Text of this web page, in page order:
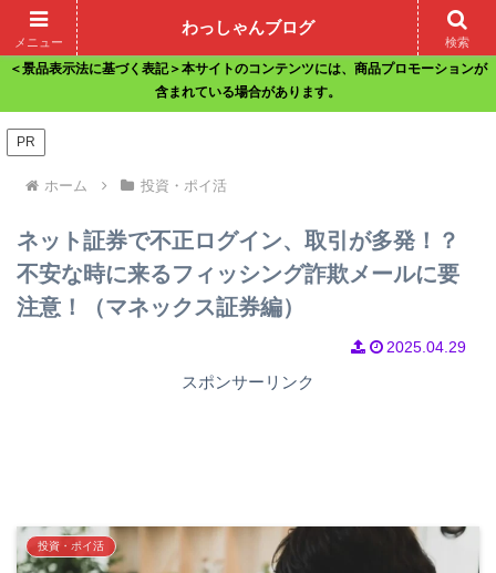
ホーム サイトマップ お問い合わせ
＜景品表示法に基づく表記＞本サイトのコンテンツには、商品プロモーションが
含まれている場合があります。
PR
ホーム 投資・ポイ活
ネット証券で不正ログイン、取引が多発！？
不安な時に来るフィッシング詐欺メールに要
注意！（マネックス証券編）
2025.04.29
スポンサーリンク
投資・ポイ活
メニュー
わっしゃんブログ
検索